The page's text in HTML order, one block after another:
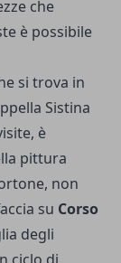
che
è possibile
si trova in
Sistina
è
pittura
non
su Corso
degli